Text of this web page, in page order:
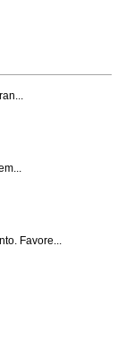
Favore...